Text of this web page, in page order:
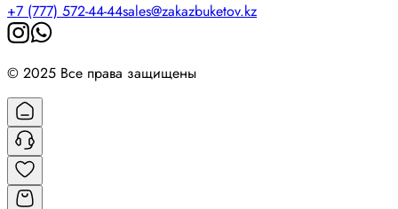
+7 (777) 572-44-44sales@zakazbuketov.kz
© 2025 Все права защищены